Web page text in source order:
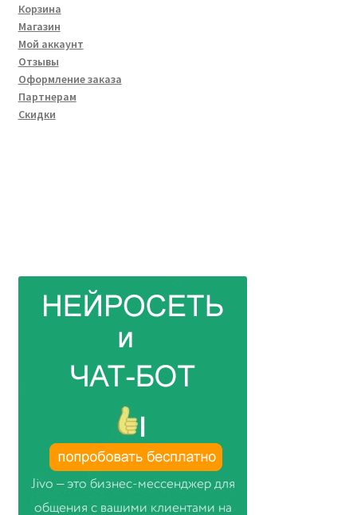
Корзина
Магазин
Мой аккаунт
Отзывы
Оформление заказа
Партнерам
Скидки